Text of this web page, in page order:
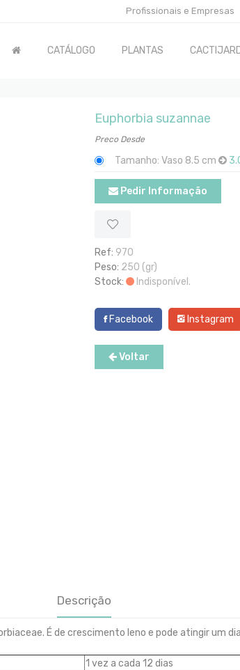
Profissionais e Empresas
CATÁLOGO PLANTAS
Euphorbia suzannae
Preco Desde
Tamanho: Vaso 8.5 cm
Pedir Informação
Ref: 970
Peso: 250 (gr)
Stock:
Indisponível.
Facebook Instagram
Voltar
Descrição
É de crescimento leno e pode atingir
1 vez a cada 12 dias